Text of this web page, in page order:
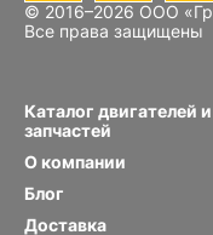
© 2016–2026 ООО
Все права защищены
Каталог двигателей и
запчастей
О компании
Блог
Доставка